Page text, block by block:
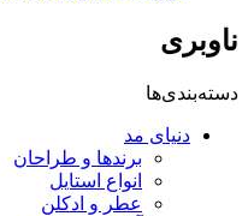
ناوبری
دسته‌بندی‌ها
دنیای مد
برندها و طراحان
انواع استایل
عطر و ادکلن